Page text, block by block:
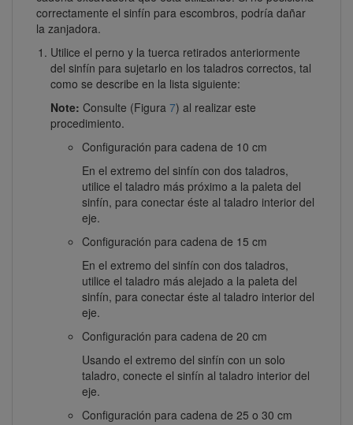
correctamente el sinfín para escombros, podría dañar
la zanjadora.
Utilice el perno y la tuerca retirados anteriormente
del sinfín para sujetarlo en los taladros correctos, tal
como se describe en la lista siguiente:
Note: Consulte (Figura 7) al realizar este
procedimiento.
Configuración para cadena de 10 cm
En el extremo del sinfín con dos taladros,
utilice el taladro más próximo a la paleta del
sinfín, para conectar éste al taladro interior del
eje.
Configuración para cadena de 15 cm
En el extremo del sinfín con dos taladros,
utilice el taladro más alejado a la paleta del
sinfín, para conectar éste al taladro interior del
eje.
Configuración para cadena de 20 cm
Usando el extremo del sinfín con un solo
taladro, conecte el sinfín al taladro interior del
eje.
Configuración para cadena de 25 o 30 cm